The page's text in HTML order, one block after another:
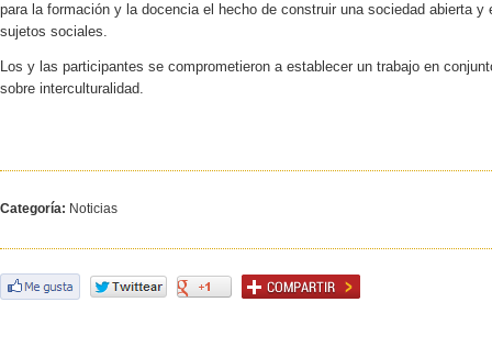
para la formación y la docencia el hecho de construir una sociedad abierta
sujetos sociales.
Los y las participantes se comprometieron a establecer un trabajo en
sobre interculturalidad.
Categoría: Noticias